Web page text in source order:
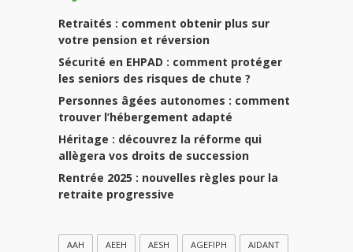
Retraités : comment obtenir plus sur
votre pension et réversion
Sécurité en EHPAD : comment protéger
les seniors des risques de chute ?
Personnes âgées autonomes : comment
trouver l’hébergement adapté
Héritage : découvrez la réforme qui
allègera vos droits de succession
Rentrée 2025 : nouvelles règles pour la
retraite progressive
AAH AEEH AESH AGEFIPH AIDANT